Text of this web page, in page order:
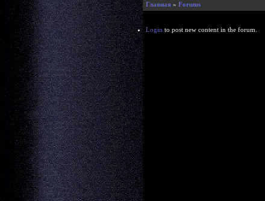
Главная » Forums
Login to post new content in the forum.